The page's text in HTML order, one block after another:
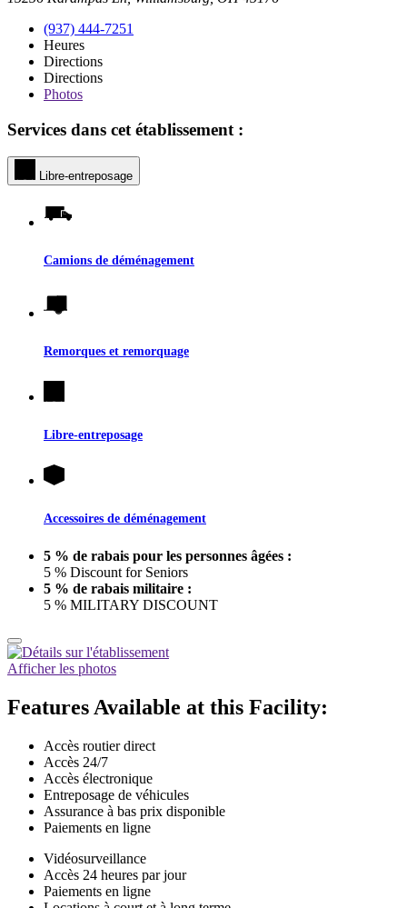
(937) 444-7251
Heures
Directions
Directions
Photos
Services dans cet établissement :
Libre-entreposage
Camions de déménagement
Remorques et remorquage
Libre-entreposage
Accessoires de déménagement
5 % de rabais pour les personnes âgées :
5 % Discount for Seniors
5 % de rabais militaire :
5 % MILITARY DISCOUNT
Afficher les photos
Features Available at this Facility:
Accès routier direct
Accès 24/7
Accès électronique
Entreposage de véhicules
Assurance à bas prix disponible
Paiements en ligne
Vidéosurveillance
Accès 24 heures par jour
Paiements en ligne